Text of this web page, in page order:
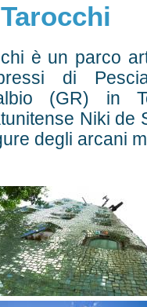
è un parco
di
(GR) in
Niki de
degli arcani